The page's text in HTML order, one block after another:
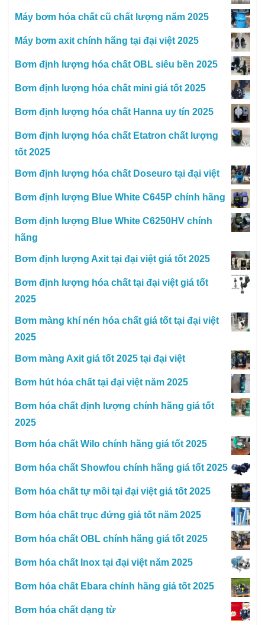
Máy bơm hóa chất cũ chất lượng năm 2025
Máy bơm axit chính hãng tại đại việt 2025
Bơm định lượng hóa chất OBL siêu bền 2025
Bơm định lượng hóa chất mini giá tốt 2025
Bơm định lượng hóa chất Hanna uy tín 2025
Bơm định lượng hóa chất Etatron chất lượng
tốt 2025
Bơm định lượng hóa chất Doseuro tại đại việt
Bơm định lượng Blue White C645P chính hãng
Bơm định lượng Blue White C6250HV chính
hãng
Bơm định lượng Axit tại đại việt giá tốt 2025
Bơm định lượng hóa chất tại đại việt giá tốt
2025
Bơm màng khí nén hóa chất giá tốt tại đại việt
2025
Bơm màng Axit giá tốt 2025 tại đại việt
Bơm hút hóa chất tại đại việt năm 2025
Bơm hóa chất định lượng chính hãng giá tốt
2025
Bơm hóa chất Wilo chính hãng giá tốt 2025
Bơm hóa chất Showfou chính hãng giá tốt 2025
Bơm hóa chất tự mồi tại đại việt giá tốt 2025
Bơm hóa chất trục đứng giá tốt năm 2025
Bơm hóa chất OBL chính hãng giá tốt 2025
Bơm hóa chất Inox tại đại việt năm 2025
Bơm hóa chất Ebara chính hãng giá tốt 2025
Bơm hóa chất dạng từ